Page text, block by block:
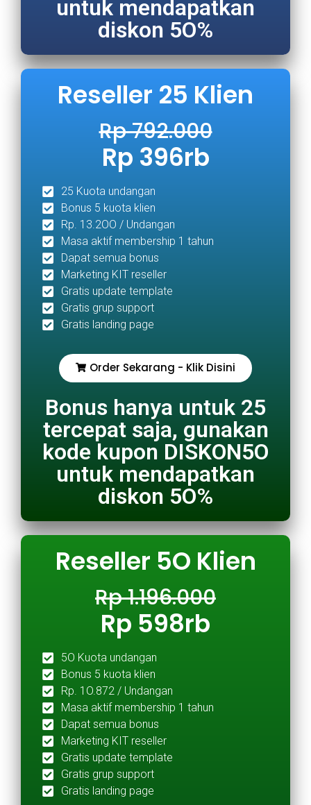
untuk mendapatkan
diskon 5O%
Reseller 25 Klien
Rp 792.000
Rp 396rb
25 Kuota undangan
Bonus 5 kuota klien
Rp. 13.2OO / Undangan
Masa aktif membership 1 tahun
Dapat semua bonus
Marketing KIT reseller
Gratis update template
Gratis grup support
Gratis landing page
Order Sekarang - Klik Disini
Bonus hanya untuk 25
tercepat saja, gunakan
kode kupon DISKON5O
untuk mendapatkan
diskon 5O%
Reseller 5O Klien
Rp 1.196.000
Rp 598rb
5O Kuota undangan
Bonus 5 kuota klien
Rp. 1O.872 / Undangan
Masa aktif membership 1 tahun
Dapat semua bonus
Marketing KIT reseller
Gratis update template
Gratis grup support
Gratis landing page